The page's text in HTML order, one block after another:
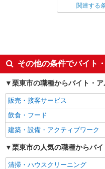
同じ雇用形態から手原駅の
未経験歓迎
エルダー（50代～）活躍中
土日祝休み
上場企業・上場企業のグループ会
社
副業・WワークOK
社員登用あり
同じ職種から求人を探す
関連する
その他の条件でバイト
栗東市の職種からバイト・
販売・接客サービス
飲食・フード
建築・設備・アクティブワーク
栗東市の人気の職種からバ
清掃・ハウスクリーニング